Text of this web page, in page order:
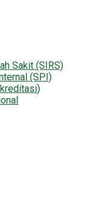
Sakit (SIRS)
(SPI)